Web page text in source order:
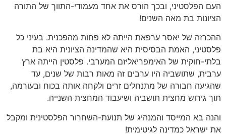
העם הפלסטיני, ובכך הורס את אחד מעמודי-התווך של התורה
הציונות בת מאה השנים!
ההכרזה של יאסר ערפאת הייתה לא פחות מהפכנית. בעיני כל
פלסטיני, האמת הבסיסית היא שהמדינה הציונית היא בת
בלתי-חוקית של האימפריאליזם המערבי. פלסטין הייתה ארץ
ערבית, שתושביה היו ערבים זה מאות רבות של שנים, עד
שהגיעה חבורה של מתנחלים זרים ולקחה אותה בכוח ובעורמה,
תוך גירוש מחצית תושביה ושיעבוד המחצית השנייה.
והנה בא המייסד והמנהיג של תנועת-השחרור הפלסטינית ומקבל
את ישראל כמדינה לגיטימית!